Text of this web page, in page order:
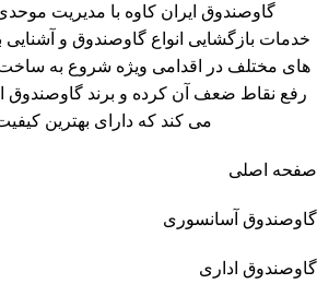
گاوصندوق ایران کاوه با مدیریت
خدمات بازگشایی انواع گاوصندوق و
های مختلف در اقدامی ویژه شروع به ساخت
می کند که دارای بهترین
صفحه اصلی
گاوصندوق آسانسوری
گاوصندوق اداری